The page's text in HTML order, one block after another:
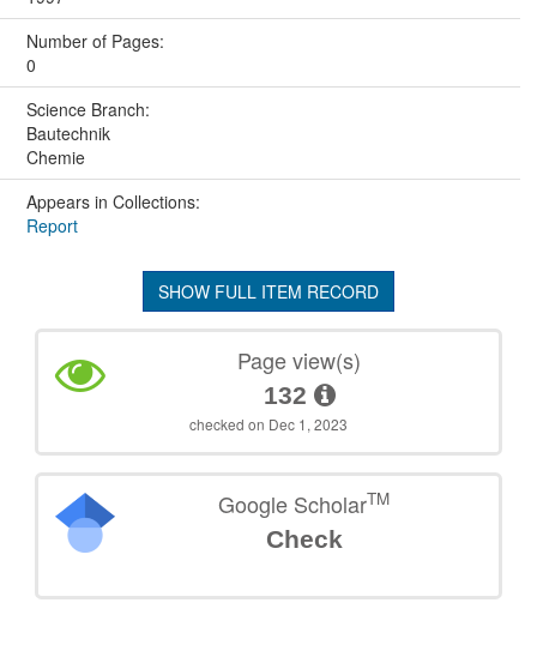
Number of Pages:
0
Science Branch:
Bautechnik
Chemie
Appears in Collections:
Report
SHOW FULL ITEM RECORD
Page view(s)
132
checked on Dec 1, 2023
Google ScholarTM
Check